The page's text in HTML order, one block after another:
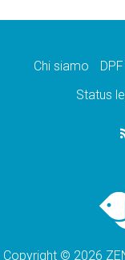
Chi siamo DPF
Status
Copyright © 2026